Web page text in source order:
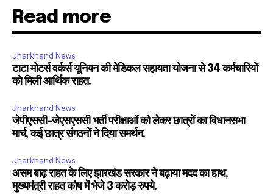
Read more
Jharkhand News
टाटा मोटर्स वर्कर्स यूनियन की मेडिकल सहायता योजना से 34 कर्मचारियों
को मिली आर्थिक राहत.
Jharkhand News
जेपीएससी-जेएसएससी भर्ती परीक्षाओं को लेकर छात्रों का विधानसभा
मार्च, कई छात्र संगठनों ने दिया समर्थन.
Jharkhand News
असम बाढ़ राहत के लिए झारखंड सरकार ने बढ़ाया मदद का हाथ,
मुख्यमंत्री राहत कोष में भेजे 3 करोड़ रुपये.